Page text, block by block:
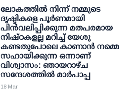
ലോകത്തിൽ നിന്ന് നമ്മുടെ
ദൃഷ്ടികളെ പൂർണമായി
പിൻവലിപ്പിക്കുന്ന മതപരമായ
നിഷ്ഠകളല്ല മറിച്ച് യേശു
കണ്ടതുപോലെ കാണാൻ നമ്മെ
സഹായിക്കുന്ന ഒന്നാണ്
വിശ്വാസം: ഞായറാഴ്ച
സന്ദേശത്തിൽ മാർപാപ്പ
18 Mar